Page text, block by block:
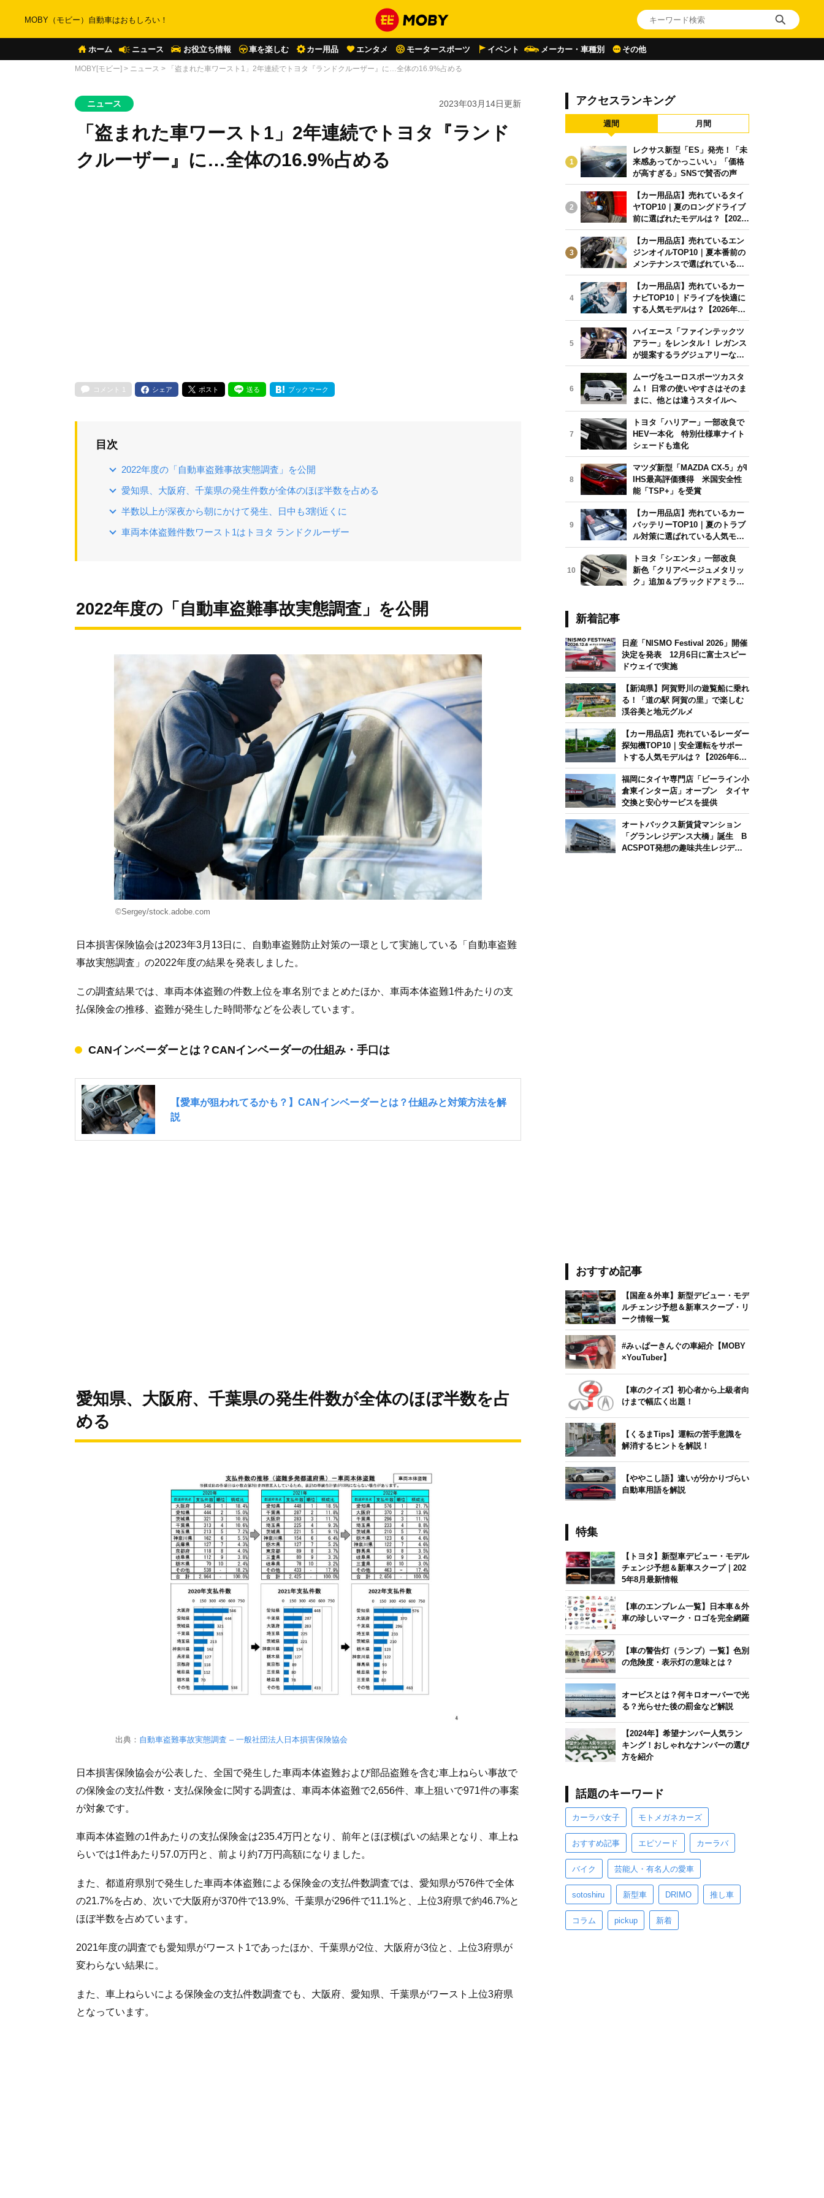
MOBY（モビー）自動車はおもしろい！
ホーム ニュース お役立ち情報 車を楽しむ カー用品 エンタメ モータースポーツ イベント メーカー・車種別 その他
MOBY[モビー] > ニュース > 「盗まれた車ワースト1」2年連続でトヨタ『ランドクルーザー』に…全体の16.9%占める
ニュース 2023年03月14日更新
「盗まれた車ワースト1」2年連続でトヨタ『ランド
クルーザー』に…全体の16.9%占める
コメント 1 シェア ポスト 送る ブックマーク
目次
2022年度の「自動車盗難事故実態調査」を公開
愛知県、大阪府、千葉県の発生件数が全体のほぼ半数を占める
半数以上が深夜から朝にかけて発生、日中も3割近くに
車両本体盗難件数ワースト1はトヨタ ランドクルーザー
2022年度の「自動車盗難事故実態調査」を公開
©Sergey/stock.adobe.com
日本損害保険協会は2023年3月13日に、自動車盗難防止対策の一環として実施している「自動車盗難
事故実態調査」の2022年度の結果を発表しました。
この調査結果では、車両本体盗難の件数上位を車名別でまとめたほか、車両本体盗難1件あたりの支
払保険金の推移、盗難が発生した時間帯などを公表しています。
CANインベーダーとは？CANインベーダーの仕組み・手口は
愛知県、大阪府、千葉県の発生件数が全体のほぼ半数を占
める
出典： 自動車盗難事故実態調査 – 一般社団法人日本損害保険協会
日本損害保険協会が公表した、全国で発生した車両本体盗難および部品盗難を含む車上ねらい事故で
の保険金の支払件数・支払保険金に関する調査は、車両本体盗難で2,656件、車上狙いで971件の事案
が対象です。
車両本体盗難の1件あたりの支払保険金は235.4万円となり、前年とほぼ横ばいの結果となり、車上ね
らいでは1件あたり57.0万円と、前より約7万円高額になりました。
また、都道府県別で発生した車両本体盗難による保険金の支払件数調査では、愛知県が576件で全体
の21.7%を占め、次いで大阪府が370件で13.9%、千葉県が296件で11.1%と、上位3府県で約46.7%と
ほぼ半数を占めています。
2021年度の調査でも愛知県がワースト1であったほか、千葉県が2位、大阪府が3位と、上位3府県が
変わらない結果に。
また、車上ねらいによる保険金の支払件数調査でも、大阪府、愛知県、千葉県がワースト上位3府県
となっています。
アクセスランキング
週間 月間
1
レクサス新型「ES」発売！「未
来感あってかっこいい」「価格
が高すぎる」SNSで賛否の声
2
【カー用品店】売れているタイ
ヤTOP10｜夏のロングドライブ
前に選ばれたモデルは？【2026
年6月版】
3
【カー用品店】売れているエン
ジンオイルTOP10｜夏本番前の
メンテナンスで選ばれている人
気モデルは？【2026年6月版】
4
【カー用品店】売れているカー
ナビTOP10｜ドライブを快適に
する人気モデルは？【2026年6
月版】
5
ハイエース「ファインテックツ
アラー」をレンタル！ レガンス
が提案するラグジュアリーな移
動体験
6
ムーヴをユーロスポーツカスタ
ム！ 日常の使いやすさはそのま
まに、他とは違うスタイルへ
7
トヨタ「ハリアー」一部改良で
HEV一本化 特別仕様車ナイト
シェードも進化
8
マツダ新型「MAZDA CX-5」がI
IHS最高評価獲得 米国安全性
能「TSP+」を受賞
9
【カー用品店】売れているカー
バッテリーTOP10｜夏のトラブ
ル対策に選ばれている人気モデ
ルは？【2026年6月版】
10
トヨタ「シエンタ」一部改良
新色「クリアベージュメタリッ
ク」追加＆ブラックドアミラー
新着記事
日産「NISMO Festival 2026」開催
決定を発表 12月6日に富士スピー
ドウェイで実施
【新潟県】阿賀野川の遊覧船に乗れ
る！「道の駅 阿賀の里」で楽しむ
渓谷美と地元グルメ
【カー用品店】売れているレーダー
探知機TOP10｜安全運転をサポー
トする人気モデルは？【2026年6月
版】
福岡にタイヤ専門店「ビーライン小
倉東インター店」オープン タイヤ
交換と安心サービスを提供
オートバックス新賃貸マンション
「グランレジデンス大橋」誕生 B
ACSPOT発想の趣味共生レジデン
おすすめ記事
【国産＆外車】新型デビュー・モデ
ルチェンジ予想＆新車スクープ・リ
ーク情報一覧
#みぃぱーきんぐの車紹介【MOBY
×YouTuber】
【車のクイズ】初心者から上級者向
けまで幅広く出題！
【くるまTips】運転の苦手意識を
解消するヒントを解説！
【ややこし語】違いが分かりづらい
自動車用語を解説
特集
【トヨタ】新型車デビュー・モデル
チェンジ予想＆新車スクープ｜202
5年8月最新情報
【車のエンブレム一覧】日本車＆外
車の珍しいマーク・ロゴを完全網羅
【車の警告灯（ランプ）一覧】色別
の危険度・表示灯の意味とは？
オービスとは？何キロオーバーで光
る？光らせた後の罰金など解説
【2024年】希望ナンバー人気ラン
キング！おしゃれなナンバーの選び
方を紹介
話題のキーワード
カーラバ女子 モトメガネカーズ
おすすめ記事 エピソード カーラバ
バイク 芸能人・有名人の愛車
sotoshiru 新型車 DRIMO 推し車
コラム pickup 新着